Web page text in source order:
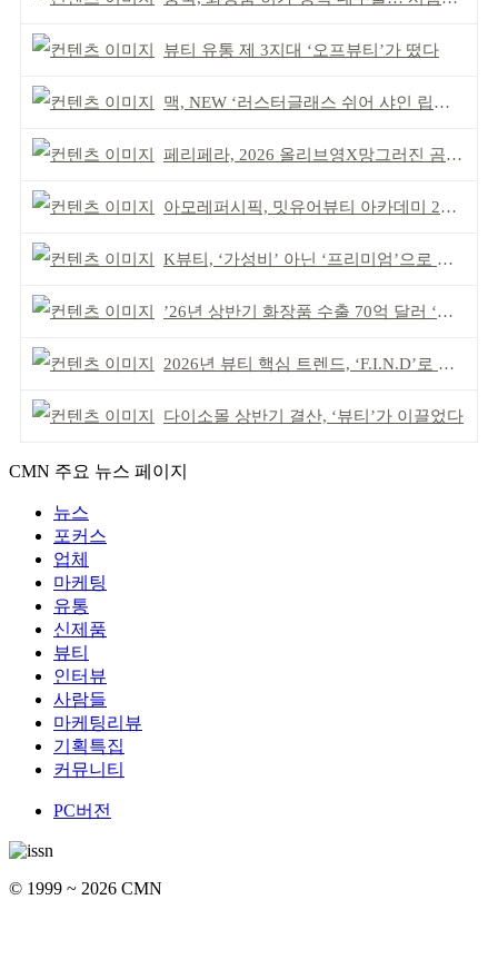
뷰티 유통 제 3지대 ‘오프뷰티’가 떴다
맥, NEW ‘러스터글래스 쉬어 샤인 립스틱’ 출시
페리페라, 2026 올리브영X망그러진 곰 콜라보
아모레퍼시픽, 밋유어뷰티 아카데미 2기 발대식
K뷰티, ‘가성비’ 아닌 ‘프리미엄’으로 승부걸어야
’26년 상반기 화장품 수출 70억 달러 ‘역대 최고’
2026년 뷰티 핵심 트렌드, ‘F.I.N.D’로 읽는다
다이소몰 상반기 결산, ‘뷰티’가 이끌었다
CMN 주요 뉴스 페이지
뉴스
포커스
업체
마케팅
유통
신제품
뷰티
인터뷰
사람들
마케팅리뷰
기획특집
커뮤니티
PC버전
© 1999 ~ 2026 CMN